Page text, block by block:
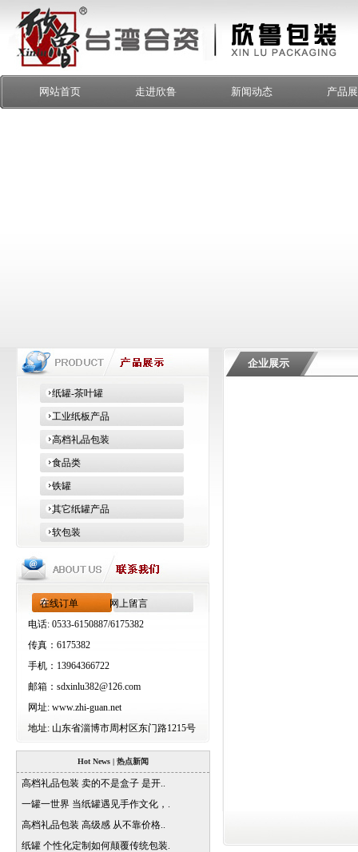
网站首页 走进欣鲁 新闻动态 产品
纸罐-茶叶罐
工业纸板产品
高档礼品包装
食品类
铁罐
其它纸罐产品
软包装
在线订单
网上留言
电话: 0533-6150887/6175382
传真：6175382
手机：13964366722
邮箱： sdxinlu382@126.com
网址: www.zhi-guan.net
地址: 山东省淄博市周村区东门路1215号
Hot News | 热点新闻
高档礼品包装 卖的不是盒子 是开..
一罐一世界 当纸罐遇见手作文化，.
高档礼品包装 高级感 从不靠价格..
纸罐 个性化定制如何颠覆传统包装.
企业展示